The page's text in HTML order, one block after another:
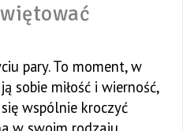
pary. To moment, w
sobie miłość i wierność,
wspólnie kroczyć